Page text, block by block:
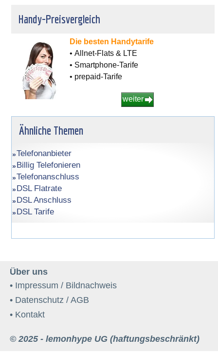
Handy-Preisvergleich
Die besten Handytarife
• Allnet-Flats & LTE
• Smartphone-Tarife
• prepaid-Tarife
weiter
Ähnliche Themen
Telefonanbieter
Billig Telefonieren
Telefonanschluss
DSL Flatrate
DSL Anschluss
DSL Tarife
Über uns
• Impressum / Bildnachweis
• Datenschutz / AGB
• Kontakt
© 2025 - lemonhype UG (haftungsbeschränkt)